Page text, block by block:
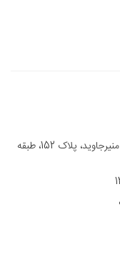
آدرس: خیابان کارگر جنوبی، خیابان روانمهر، نبش منیرجاوید، پلاک 152، طبقه